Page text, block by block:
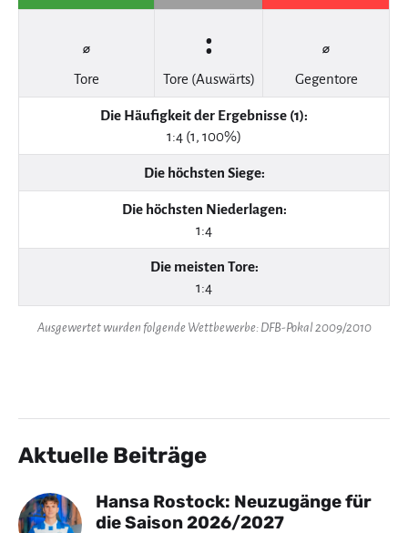
⌀
Tore
:
Tore (Auswärts)
⌀
Gegentore
Die Häufigkeit der Ergebnisse (1):
1:4 (1, 100%)
Die höchsten Siege:
Die höchsten Niederlagen:
1:4
Die meisten Tore:
1:4
Ausgewertet wurden folgende Wettbewerbe: DFB-Pokal 2009/2010
Aktuelle Beiträge
Hansa Rostock: Neuzugänge für
die Saison 2026/2027